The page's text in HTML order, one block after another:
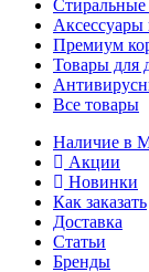
Стиральные
Аксессуары
Премиум
Товары для
Все товары
Наличие в
Акции
Новинки
Как заказать
Доставка
Статьи
Бренды